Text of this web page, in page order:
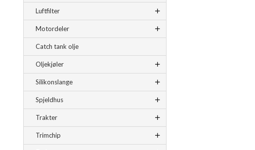
Luftfilter
Motordeler
Catch tank olje
Oljekjøler
Silikonslange
Spjeldhus
Trakter
Trimchip